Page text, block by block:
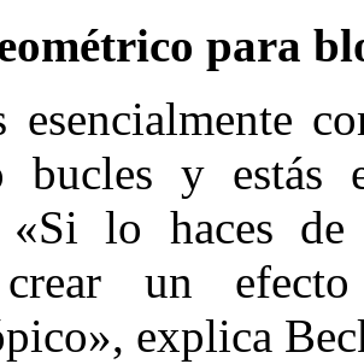
para
esencialmente
bucles y estás
«Si lo haces de
crear un
explica